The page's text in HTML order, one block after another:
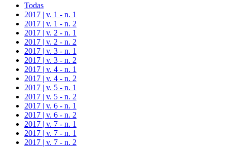
Todas
2017 | v. 1 - n. 1
2017 | v. 1 - n. 2
2017 | v. 2 - n. 1
2017 | v. 2 - n. 2
2017 | v. 3 - n. 1
2017 | v. 3 - n. 2
2017 | v. 4 - n. 1
2017 | v. 4 - n. 2
2017 | v. 5 - n. 1
2017 | v. 5 - n. 2
2017 | v. 6 - n. 1
2017 | v. 6 - n. 2
2017 | v. 7 - n. 1
2017 | v. 7 - n. 1
2017 | v. 7 - n. 2